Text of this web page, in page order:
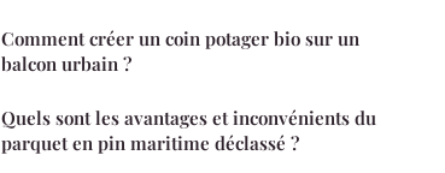
Comment créer un coin potager bio sur un
balcon urbain ?
Quels sont les avantages et inconvénients du
parquet en pin maritime déclassé ?